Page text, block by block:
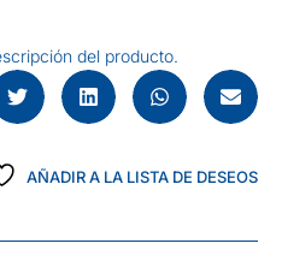
del producto.
AÑADIR A LA LISTA DE DESEOS